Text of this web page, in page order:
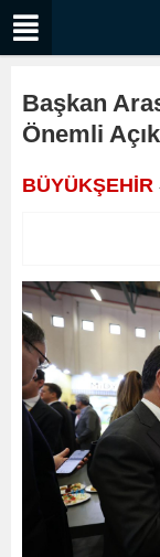
Başkan
Önemli
BÜYÜKŞEHİR